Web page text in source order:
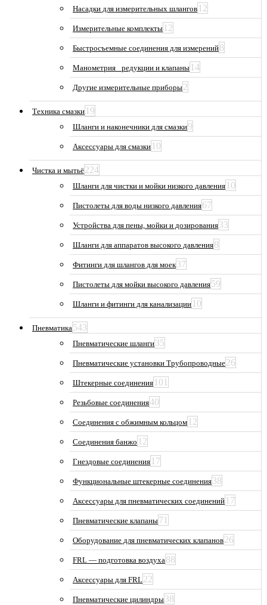
Насадки для измерительных шлангов 12
Измерительные комплекты 12
Быстросъемные соединения для измерений8
Манометрия_ редукции и клапаны 14
Другие измерительные приборы2
Техника смазки 19
Шланги и наконечники для смазки9
Аксессуары для смазки 10
Чистка и мытьё224
Шланги для чистки и мойки низкого давления 10
Пистолеты для воды низкого давления67
Устройства для пены, мойки и дозирования33
Шланги для аппаратов высокого давления8
Фитинги для шлангов для моек37
Пистолеты для мойки высокого давления59
Шланги и фитинги для канализации 10
Пневматика543
Пневматические шланги35
Пневматические установки Трубопроводные26
Штекерные соединения 101
Резьбовые соединения40
Соединения с обжимным кольцом 12
Соединения банжо 12
Гнездовые соединения 17
Функциональные штекерные соединения38
Аксессуары для пневматических соединений 17
Пневматические клапаны71
Оборудование для пневматических клапанов26
FRL — подготовка воздуха88
Аксессуары для FRL22
Пневматические цилиндры38